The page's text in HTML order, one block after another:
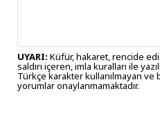
UYARI: Küfür, hakaret, rencide
saldırı içeren, imla kuralları ile
Türkçe karakter kullanılmayan ve
yorumlar onaylanmamaktadır.